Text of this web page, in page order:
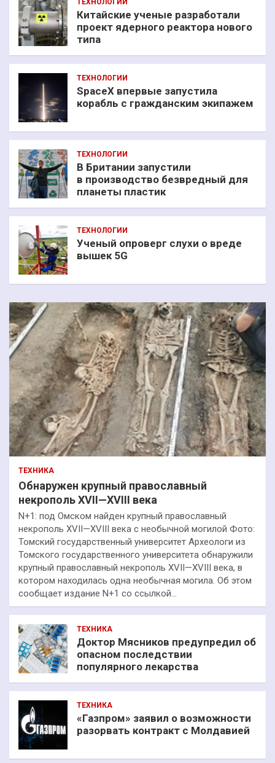
Китайские ученые разработали
проект ядерного реактора нового
типа
ТЕХНОЛОГИИ
SpaceX впервые запустила
корабль с гражданским экипажем
ТЕХНОЛОГИИ
В Британии запустили
в производство безвредный для
планеты пластик
ТЕХНОЛОГИИ
Ученый опроверг слухи о вреде
вышек 5G
ТЕХНИКА
Обнаружен крупный православный
некрополь XVII—XVIII века
N+1: под Омском найден крупный православный
некрополь XVII—XVIII века с необычной могилой Фото:
Томский государственный университет Археологи из
Томского государственного университета обнаружили
крупный православный некрополь XVII—XVIII века, в
котором находилась одна необычная могила. Об этом
сообщает издание N+1 со ссылкой…
ТЕХНИКА
Доктор Мясников предупредил об
опасном последствии
популярного лекарства
ТЕХНИКА
«Газпром» заявил о возможности
разорвать контракт с Молдавией